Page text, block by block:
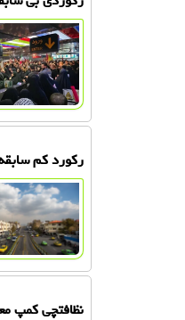
رکورد کم سابقه در تهران ثبت
نظافتچی کمپ